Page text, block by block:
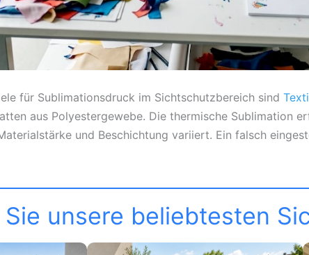
für Sublimationsdruck im Sichtschutzbereich sind
aus Polyestergewebe. Die thermische Sublimation
und Beschichtung variiert. Ein falsch
Sie unsere beliebtesten